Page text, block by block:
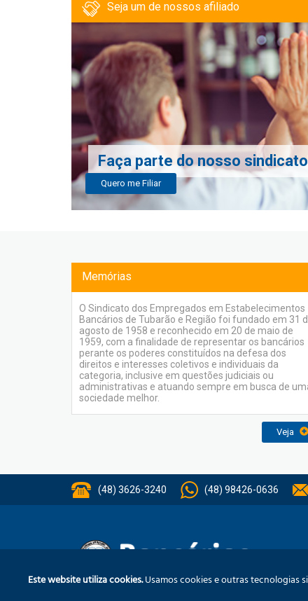
Seja um de nossos afiliado
Faça parte do nosso
Quero me Filiar
Memórias
O Sindicato dos Empregados em Estabelecimentos
Bancários de Tubarão e Região foi fundado em 31
agosto de 1958 e reconhecido em 20 de maio de
1959, com a finalidade de representar os bancários
perante os poderes constituídos na defesa dos
direitos e interesses coletivos e individuais da
categoria, inclusive em questões judiciais ou
administrativas e atuando sempre em busca de
sociedade melhor.
Veja
(48) 3626-3240 (48) 98426-0636
Este website utiliza cookies.Usamos cookies e outras tecnologias